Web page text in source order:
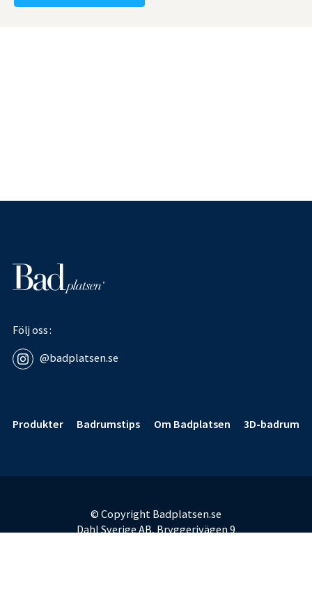
Följ oss
@badplatsen.se
Produkter
Badrumstips Om Badplatsen 3D-badrum
© Copyright Badplatsen.se
Dahl Sverige AB, Bryggerivägen 9